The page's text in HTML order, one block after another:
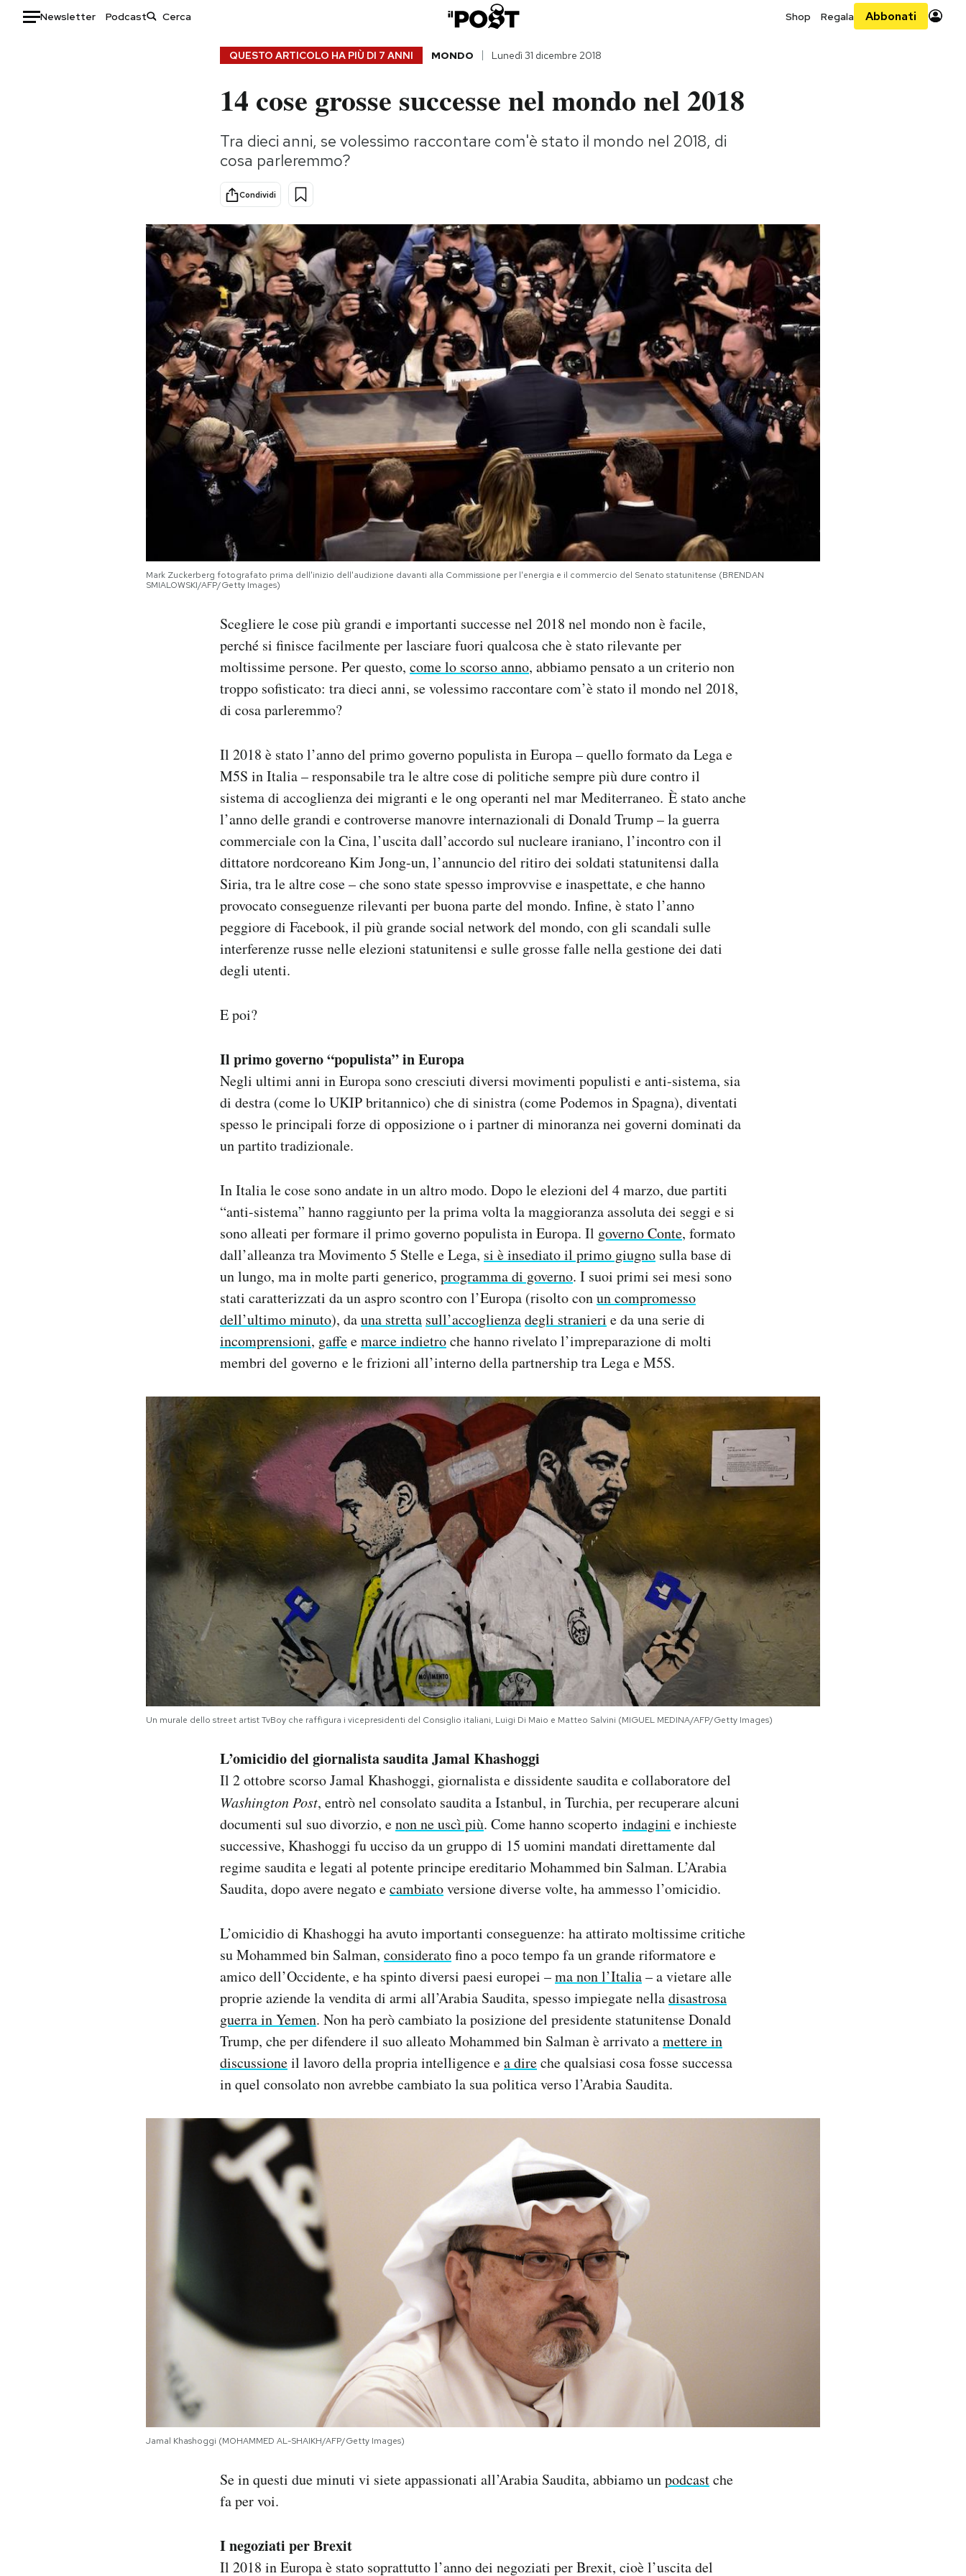
Newsletter Podcast Shop Regala Abbonati
Consumismi
Storie/Idee
Ok Boomer!
Media
Europa
Altrecose
Mondiali calcio 2026
AREA PERSONALE
QUESTO ARTICOLO HA PIÙ DI 7 ANNI MONDO Lunedì 31 dicembre 2018
14 cose grosse successe nel mondo nel 2018
Tra dieci anni, se volessimo raccontare com'è stato il mondo nel 2018, di
cosa parleremmo?
Condividi
Mark Zuckerberg fotografato prima dell'inizio dell'audizione davanti alla Commissione per l'energia e il commercio del Senato statunitense (BRENDAN
SMIALOWSKI/AFP/Getty Images)
Scegliere le cose più grandi e importanti successe nel 2018 nel mondo non è facile,
perché si finisce facilmente per lasciare fuori qualcosa che è stato rilevante per
moltissime persone. Per questo, come lo scorso anno, abbiamo pensato a un criterio non
troppo sofisticato: tra dieci anni, se volessimo raccontare com’è stato il mondo nel 2018,
di cosa parleremmo?
Il 2018 è stato l’anno del primo governo populista in Europa – quello formato da Lega e
M5S in Italia – responsabile tra le altre cose di politiche sempre più dure contro il
sistema di accoglienza dei migranti e le ong operanti nel mar Mediterraneo. È stato anche
l’anno delle grandi e controverse manovre internazionali di Donald Trump – la guerra
commerciale con la Cina, l’uscita dall’accordo sul nucleare iraniano, l’incontro con il
dittatore nordcoreano Kim Jong-un, l’annuncio del ritiro dei soldati statunitensi dalla
Siria, tra le altre cose – che sono state spesso improvvise e inaspettate, e che hanno
provocato conseguenze rilevanti per buona parte del mondo. Infine, è stato l’anno
peggiore di Facebook, il più grande social network del mondo, con gli scandali sulle
interferenze russe nelle elezioni statunitensi e sulle grosse falle nella gestione dei dati
degli utenti.
E poi?
Il primo governo “populista” in Europa
Negli ultimi anni in Europa sono cresciuti diversi movimenti populisti e anti-sistema, sia
di destra (come lo UKIP britannico) che di sinistra (come Podemos in Spagna), diventati
spesso le principali forze di opposizione o i partner di minoranza nei governi dominati da
un partito tradizionale.
In Italia le cose sono andate in un altro modo. Dopo le elezioni del 4 marzo, due partiti
“anti-sistema” hanno raggiunto per la prima volta la maggioranza assoluta dei seggi e si
sono alleati per formare il primo governo populista in Europa. Il governo Conte, formato
dall’alleanza tra Movimento 5 Stelle e Lega, si è insediato il primo giugno sulla base di
un lungo, ma in molte parti generico, programma di governo. I suoi primi sei mesi sono
stati caratterizzati da un aspro scontro con l’Europa (risolto conun compromesso
dell’ultimo minuto), dauna stretta sull’accoglienzadegli stranieri e da una serie di
incomprensioni, gaffeemarce indietroche hanno rivelato l’impreparazione di molti
membri del governo e le frizioni all’interno della partnership tra Lega e M5S.
Un murale dello street artist TvBoy che raffigura i vicepresidenti del Consiglio italiani, Luigi Di Maio e Matteo Salvini (MIGUEL MEDINA/AFP/Getty Images)
L’omicidio del giornalista saudita Jamal Khashoggi
Il 2 ottobre scorso Jamal Khashoggi, giornalista e dissidente saudita e collaboratore del
Washington Post, entrò nel consolato saudita a Istanbul, in Turchia, per recuperare alcuni
documenti sul suo divorzio, enon ne uscì più. Come hanno scoperto indagini e inchieste
successive, Khashoggi fu ucciso da un gruppo di 15 uomini mandati direttamente dal
regime saudita e legati al potente principe ereditario Mohammed bin Salman. L’Arabia
Saudita, dopo avere negato ecambiatoversione diverse volte, ha ammesso l’omicidio.
L’omicidio di Khashoggi ha avuto importanti conseguenze: ha attirato moltissime critiche
su Mohammed bin Salman, consideratofino a poco tempo fa un grande riformatore e
amico dell’Occidente, e ha spinto diversi paesi europei –ma non l’Italia– a vietare alle
proprie aziende la vendita di armi all’Arabia Saudita, spesso impiegate nelladisastrosa
guerra in Yemen. Non ha però cambiato la posizione del presidente statunitense Donald
Trump, che per difendere il suo alleato Mohammed bin Salman è arrivato amettere in
discussioneil lavoro della propria intelligence ea direche qualsiasi cosa fosse successa
in quel consolato non avrebbe cambiato la sua politica verso l’Arabia Saudita.
Jamal Khashoggi (MOHAMMED AL-SHAIKH/AFP/Getty Images)
Se in questi due minuti vi siete appassionati all’Arabia Saudita, abbiamo unpodcastche
fa per voi.
I negoziati per Brexit
Il 2018 in Europa è stato soprattutto l’anno dei negoziati per Brexit, cioè l’uscita del